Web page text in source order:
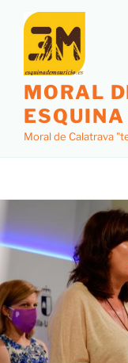
MORAL
Moral de Calatrava